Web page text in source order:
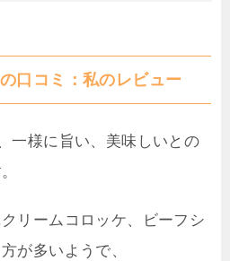
口コミ：私のレビュー
一様に旨い、美味しいとの
リームコロッケ、ビーフシ
が多いようで、